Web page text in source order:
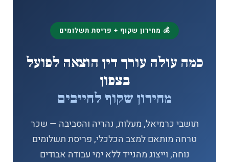
💰 מחירון שקוף + פריסת תשלומים
כמה עולה עורך דין הוצאה לפועל
בצפון
מחירון שקוף לחייבים
תושבי כרמיאל, מעלות, נהריה והסביבה — שכר
טרחה מותאם למצב הכלכלי, פריסת תשלומים
נוחה, וייצוג מהנייד ללא ימי עבודה אבודים